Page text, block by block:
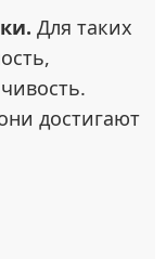
Для таких
достигают